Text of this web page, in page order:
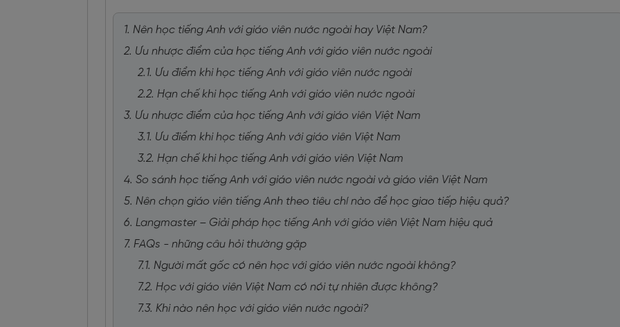
1. Nên học tiếng Anh với giáo viên nước ngoài hay Việt Nam?
2. Ưu nhược điểm của học tiếng Anh với giáo viên nước ngoài
2.1. Ưu điểm khi học tiếng Anh với giáo viên nước ngoài
2.2. Hạn chế khi học tiếng Anh với giáo viên nước ngoài
3. Ưu nhược điểm của học tiếng Anh với giáo viên Việt Nam
3.1. Ưu điểm khi học tiếng Anh với giáo viên Việt Nam
3.2. Hạn chế khi học tiếng Anh với giáo viên Việt Nam
4. So sánh học tiếng Anh với giáo viên nước ngoài và giáo viên Việt Nam
5. Nên chọn giáo viên tiếng Anh theo tiêu chí nào để học giao tiếp hiệu quả?
6. Langmaster – Giải pháp học tiếng Anh với giáo viên Việt Nam hiệu quả
7. FAQs - những câu hỏi thường gặp
7.1. Người mất gốc có nên học với giáo viên nước ngoài không?
7.2. Học với giáo viên Việt Nam có nói tự nhiên được không?
7.3. Khi nào nên học với giáo viên nước ngoài?